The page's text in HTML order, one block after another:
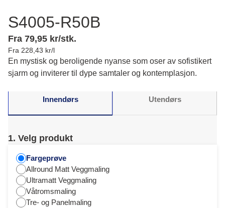
S4005-R50B
Fra 79,95 kr/stk.
Fra 228,43 kr/l
En mystisk og beroligende nyanse som oser av sofistikert
sjarm og inviterer til dype samtaler og kontemplasjon.
Innendørs Utendørs
1. Velg produkt
Fargeprøve
Allround Matt Veggmaling
Ultramatt Veggmaling
Våtromsmaling
Tre- og Panelmaling